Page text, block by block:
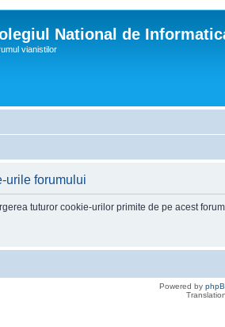
National de
vianistilor
urile forumului
tuturor cookie-urilor primite de pe acest
Powered by